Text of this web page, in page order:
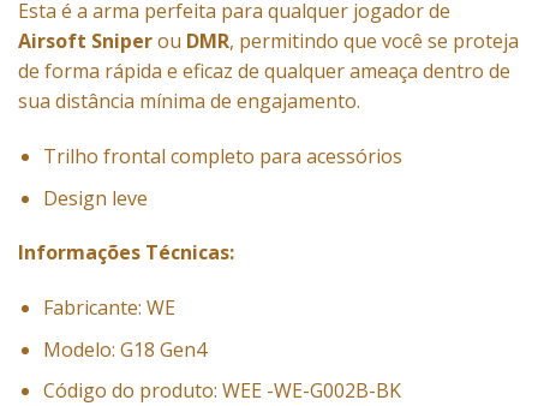
Esta é a arma perfeita para qualquer jogador de
Airsoft Sniperou DMR, permitindo que você se proteja
de forma rápida e eficaz de qualquer ameaça dentro de
sua distância mínima de engajamento.
Trilho frontal completo para acessórios
Design leve
Informações Técnicas:
Fabricante: WE
Modelo: G18 Gen4
Código do produto: WEE -WE-G002B-BK